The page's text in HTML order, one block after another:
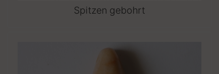
Spitzen gebohrt